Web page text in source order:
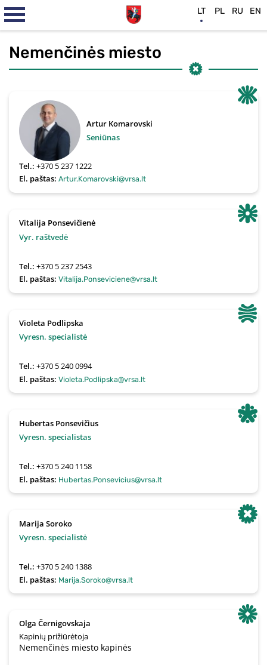
Nemenčinės miesto
Artur Komarovski
Seniūnas
Tel.:+370 5 237 1222
El. paštas:Artur.Komarovski@vrsa.lt
Vitalija Ponsevičienė
Vyr. raštvedė
Tel.:+370 5 237 2543
El. paštas:Vitalija.Ponseviciene@vrsa.lt
Violeta Podlipska
Vyresn. specialistė
Tel.:+370 5 240 0994
El. paštas:Violeta.Podlipska@vrsa.lt
Hubertas Ponsevičius
Vyresn. specialistas
Tel.:+370 5 240 1158
El. paštas: Hubertas.Ponsevicius@vrsa.lt
Marija Soroko
Vyresn. specialistė
Tel.:+370 5 240 1388
El. paštas: Marija.Soroko@vrsa.lt
Olga Černigovskaja
Kapinių prižiūrėtoja
Nemenčinės miesto kapinės
LT PL RU EN